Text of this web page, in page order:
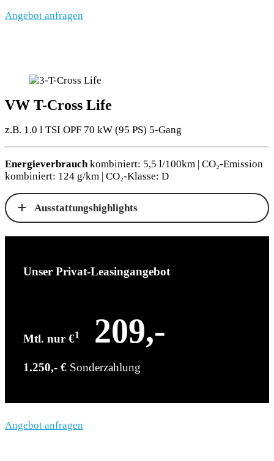
Angebot anfragen
VW T-Cross Life
z.B. 1.0 l TSI OPF 70 kW (95 PS) 5-Gang
Energieverbrauchkombiniert: 5,5 l/100km | CO₂-Emission
kombiniert: 124 g/km | CO₂-Klasse: D
Ausstattungshighlights
Unser Privat-Leasingangebot
Mtl. nur €1 209,-
1.250,- € Sonderzahlung
Angebot anfragen